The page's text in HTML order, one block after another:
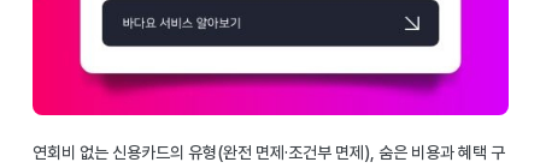
연회비 없는 신용카드의 유형(완전 면제·조건부 면제), 숨은 비용과 혜택 구